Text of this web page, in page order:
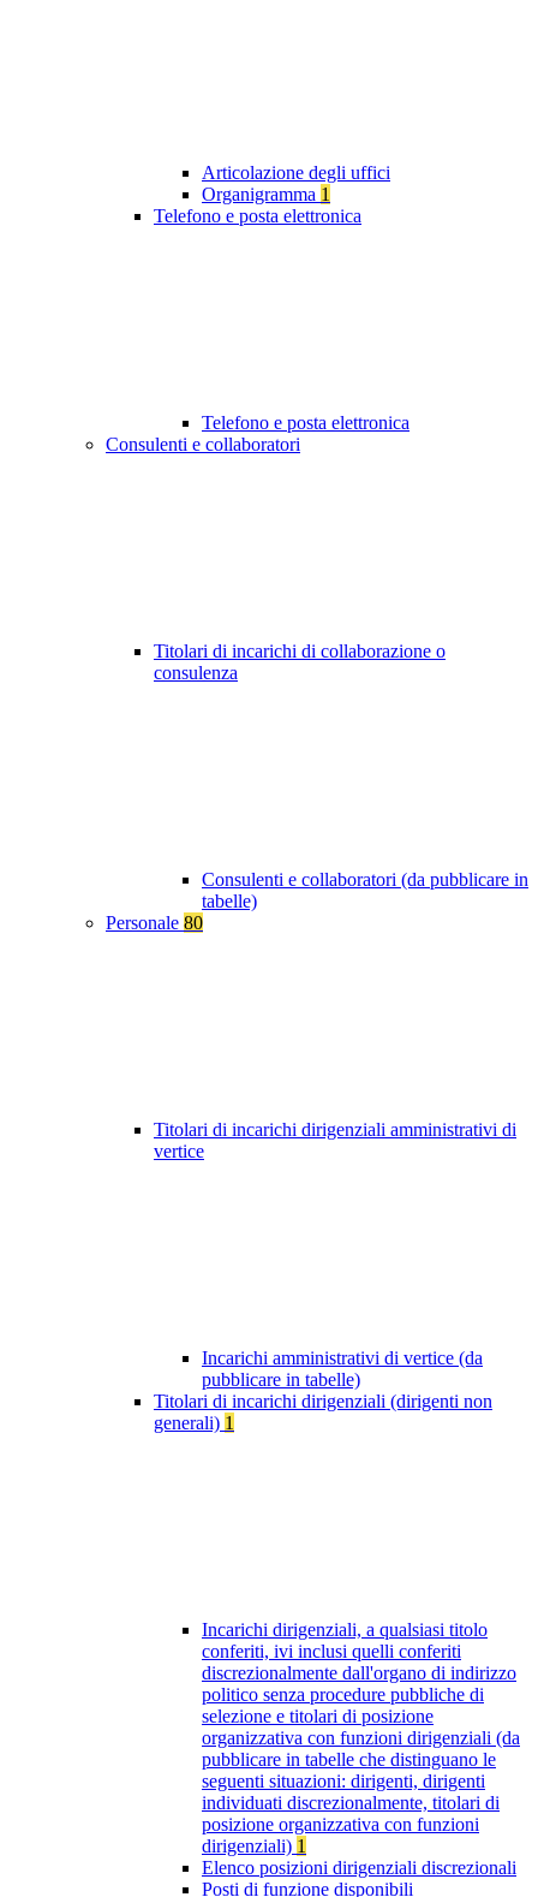
Articolazione degli uffici
Organigramma 1
Telefono e posta elettronica
Telefono e posta elettronica
Consulenti e collaboratori
Titolari di incarichi di collaborazione o
consulenza
Consulenti e collaboratori (da pubblicare in
tabelle)
Personale 80
Titolari di incarichi dirigenziali amministrativi di
vertice
Incarichi amministrativi di vertice (da
pubblicare in tabelle)
Titolari di incarichi dirigenziali (dirigenti non
generali) 1
Incarichi dirigenziali, a qualsiasi titolo
conferiti, ivi inclusi quelli conferiti
discrezionalmente dall'organo di indirizzo
politico senza procedure pubbliche di
selezione e titolari di posizione
organizzativa con funzioni dirigenziali (da
pubblicare in tabelle che distinguano le
seguenti situazioni: dirigenti, dirigenti
individuati discrezionalmente, titolari di
posizione organizzativa con funzioni
dirigenziali) 1
Elenco posizioni dirigenziali discrezionali
Posti di funzione disponibili